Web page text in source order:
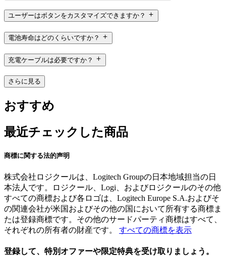
ユーザーはボタンをカスタマイズできますか？
電池寿命はどのくらいですか？
充電ケーブルは必要ですか？
さらに見る
おすすめ
最近チェックした商品
商標に関する法的声明
株式会社ロジクールは、Logitech Groupの日本地域担当の日
本法人です。ロジクール、Logi、およびロジクールのその他
すべての商標および各ロゴは、Logitech Europe S.A.およびそ
の関連会社が米国およびその他の国において所有する商標ま
たは登録商標です。その他のサードパーティ商標はすべて、
それぞれの所有者の財産です。 すべての商標を表示
登録して、特別オファーや限定特典を受け取りましょう。